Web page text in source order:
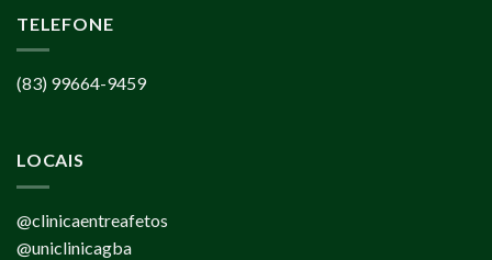
TELEFONE
(83) 99664-9459
LOCAIS
@clinicaentreafetos
@uniclinicagba